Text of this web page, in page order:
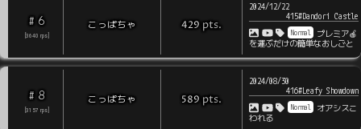
# 6
3640 rps
こっぱちゃ 429 pts.
2024/12/22
415#Dandori Castle
Normal
プレミア🍎
を運ぶだけの簡単なおしごと
# 8
3157 rps
こっぱちゃ 589 pts.
2024/08/30
416#Leafy Showdown
Normal
オアシスこ
われる